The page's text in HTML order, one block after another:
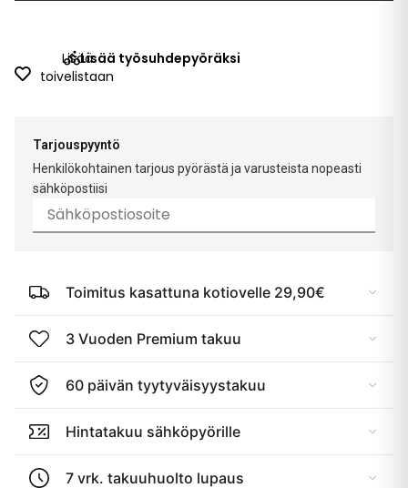
Lisää
toivelistaan
Lisää työsuhdepyöräksi
Tarjouspyyntö
Henkilökohtainen tarjous pyörästä ja varusteista nopeasti
sähköpostiisi
Toimitus kasattuna kotiovelle 29,90€
3 Vuoden Premium takuu
60 päivän tyytyväisyystakuu
Hintatakuu sähköpyörille
7 vrk. takuuhuolto lupaus